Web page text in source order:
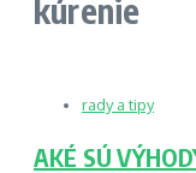
kúrenie
rady a tipy
AKÉ SÚ